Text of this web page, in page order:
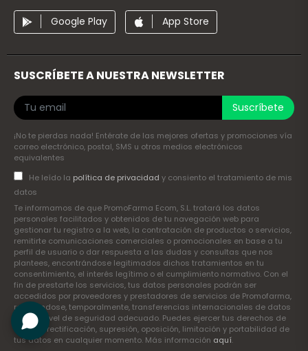
Google Play App Store
SUSCRÍBETE A NUESTRA NEWSLETTER
Suscríbete
¡No te pierdas nada! Entérate de las mejores ofertas y promociones vía
correo electrónico, postal, SMS u otros medios electrónicos
equivalentes
He leído la política de privacidad y consiento el tratamiento de mis
datos
Te informamos de que PromoFarma Ecom, S.L. tratará los datos
personales facilitados y obtenidos de tu navegación web para
gestionar tu registro a la web, la contratación de productos o servicios,
remitirte comunicaciones comerciales o promocionales en base a tu
perfil de usuario o dar respuesta a las dudas y consultas que nos
plantees, encontrándose legitimados dichos tratamientos en tu
consentimiento, el interés legítimo o el cumplimiento normativo. Con el
fin de prestarte los servicios, tus datos personales podrán ser
accedidos por proveedores y prestadores de servicios de Promofarma,
realizándose, temporalmente, transferencias internacionales de datos
con un nivel de seguridad adecuado. Puedes ejercer tus derechos de
acceso, rectificación, supresión, oposición, limitación y portabilidad de
tus datos en cualquier momento. Más información aquí.